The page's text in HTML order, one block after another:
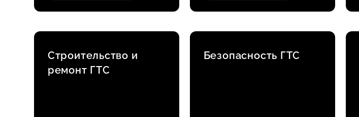
Строительство и
ремонт ГТС
Безопасность ГТС